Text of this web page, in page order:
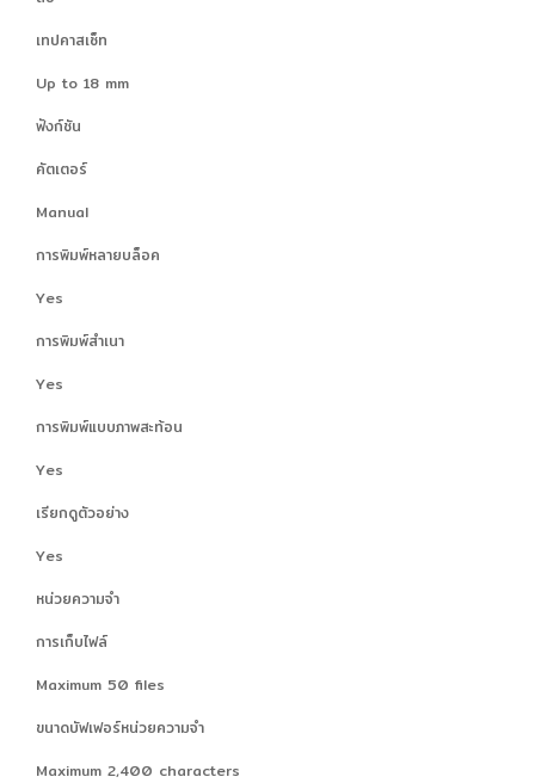
เทปคาสเซ็ท
Up to 18 mm
ฟังก์ชัน
คัตเตอร์
Manual
การพิมพ์หลายบล็อค
Yes
การพิมพ์สำเนา
Yes
การพิมพ์แบบภาพสะท้อน
Yes
เรียกดูตัวอย่าง
Yes
หน่วยความจำ
การเก็บไฟล์
Maximum 50 files
ขนาดบัฟเฟอร์หน่วยความจำ
Maximum 2,400 characters